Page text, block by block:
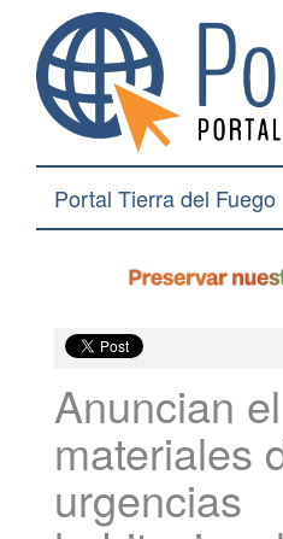
Portal Tierra del Fuego
Anuncian
materiales
urgencias